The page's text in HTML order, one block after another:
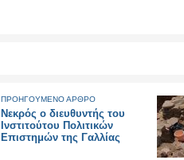
ΠΡΟΗΓΟΥΜΕΝΟ ΑΡΘΡΟ
Νεκρός ο διευθυντής του
Ινστιτούτου Πολιτικών
Επιστημών της Γαλλίας